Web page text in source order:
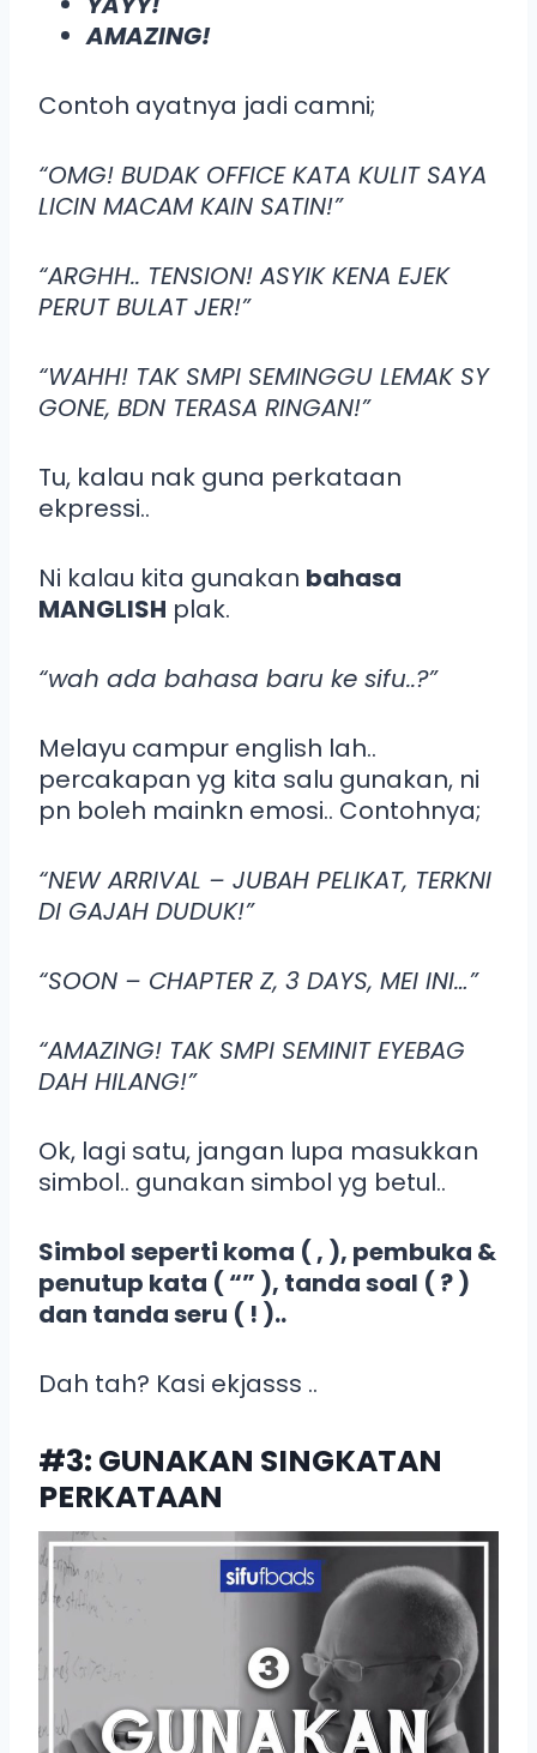
AMAZING!
Contoh ayatnya jadi camni;
“OMG! BUDAK OFFICE KATA KULIT SAYA
LICIN MACAM KAIN SATIN!”
“ARGHH.. TENSION! ASYIK KENA EJEK
PERUT BULAT JER!”
“WAHH! TAK SMPI SEMINGGU LEMAK SY
GONE, BDN TERASA RINGAN!”
Tu, kalau nak guna perkataan
ekpressi..
Ni kalau kita gunakan bahasa
MANGLISH plak.
“wah ada bahasa baru ke sifu..?”
Melayu campur english lah..
percakapan yg kita salu gunakan, ni
pn boleh mainkn emosi.. Contohnya;
“NEW ARRIVAL – JUBAH PELIKAT, TERKNI
DI GAJAH DUDUK!”
“SOON – CHAPTER Z, 3 DAYS, MEI INI…”
“AMAZING! TAK SMPI SEMINIT EYEBAG
DAH HILANG!”
Ok, lagi satu, jangan lupa masukkan
simbol.. gunakan simbol yg betul..
Simbol seperti koma ( , ), pembuka &
penutup kata ( “” ), tanda soal ( ? )
dan tanda seru ( ! )..
Dah tah? Kasi ekjasss ..
#3: GUNAKAN SINGKATAN
PERKATAAN